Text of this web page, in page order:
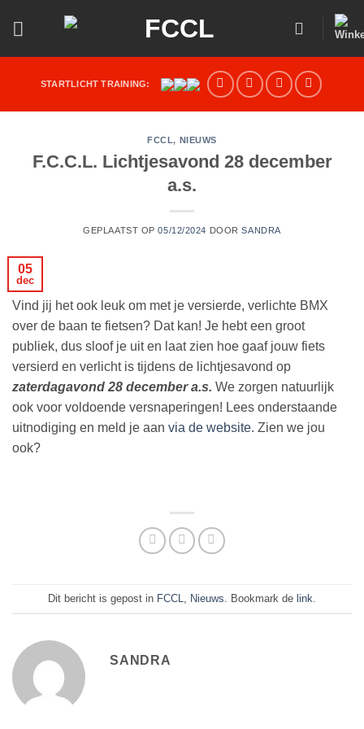
STARTLICHT TRAINING:
FCCL, NIEUWS
F.C.C.L. Lichtjesavond 28 december
a.s.
GEPLAATST OP05/12/2024 DOORSANDRA
05
dec
Vind jij het ook leuk om met je versierde, verlichte BMX
over de baan te fietsen? Dat kan! Je hebt een groot
publiek, dus sloof je uit en laat zien hoe gaaf jouw fiets
versierd en verlicht is tijdens de lichtjesavond op
zaterdagavond 28 december a.s. We zorgen natuurlijk
ook voor voldoende versnaperingen! Lees onderstaande
uitnodiging en meld je aan via de website. Zien we jou
ook?
Dit bericht is gepost in FCCL Nieuws . Bookmark de link
SANDRA